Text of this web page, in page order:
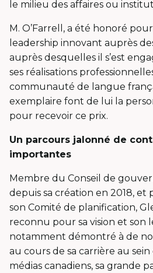
le milieu des affaires ou
M. O’Farrell, a été honoré
leadership innovant auprès
auprès desquelles il s’est
ses réalisations
communauté de langue
exemplaire font de lui la
pour recevoir ce prix.
Un parcours jalonné de
importantes
Membre du Conseil de
depuis sa création en 2018,
son Comité de planification,
reconnu pour sa vision et son
notamment démontré à de
au cours de sa carrière au sein
médias canadiens, sa grande